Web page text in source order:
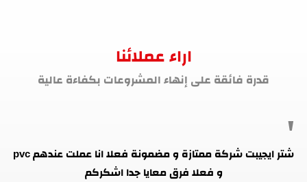
اراء عملائنا
قدرة فائقة على إنهاء المشروعات بكفاءة عالية
شتر ايجيبت شركة ممتازة و مضمونة فعلا انا عملت عندهم pvc
و فعلا فرق معايا جدا اشكركم